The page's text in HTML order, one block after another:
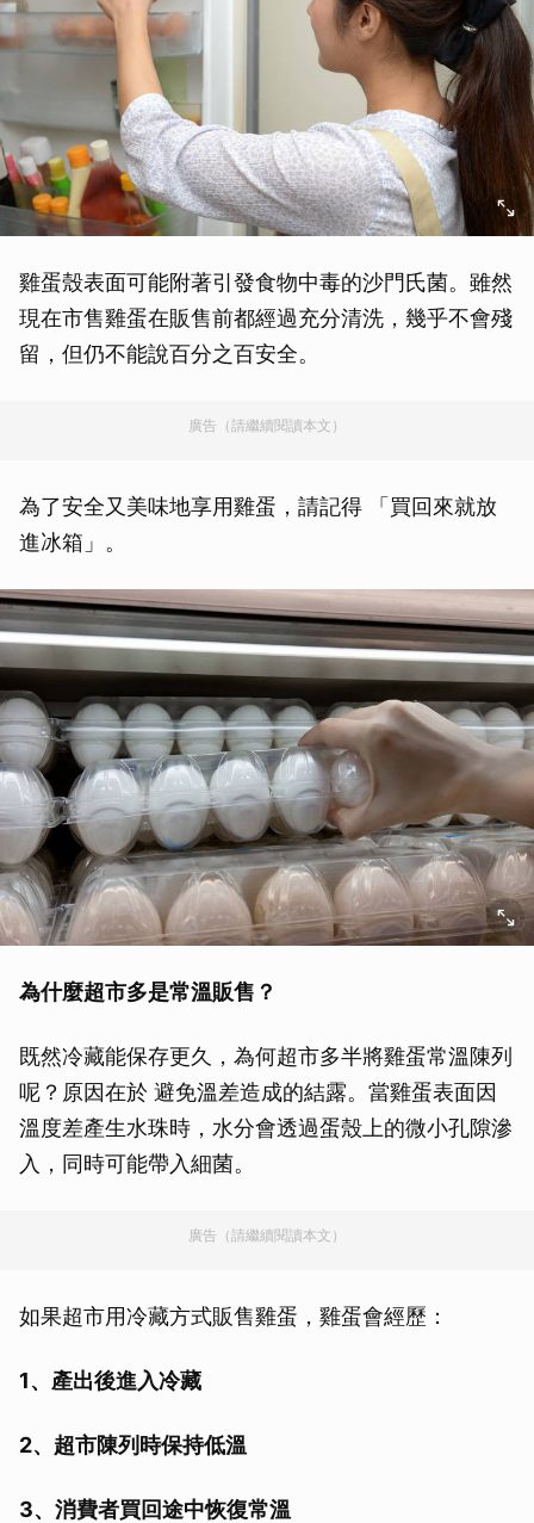
雞蛋殼表面可能附著引發食物中毒的沙門氏菌。雖然
現在市售雞蛋在販售前都經過充分清洗，幾乎不會殘
留，但仍不能說百分之百安全。
廣告（請繼續閱讀本文）
為了安全又美味地享用雞蛋，請記得 「買回來就放
進冰箱」。
為什麼超市多是常溫販售？
既然冷藏能保存更久，為何超市多半將雞蛋常溫陳列
呢？原因在於 避免溫差造成的結露。當雞蛋表面因
溫度差產生水珠時，水分會透過蛋殼上的微小孔隙滲
入，同時可能帶入細菌。
廣告（請繼續閱讀本文）
如果超市用冷藏方式販售雞蛋，雞蛋會經歷：
1、產出後進入冷藏
2、超市陳列時保持低溫
3、消費者買回途中恢復常溫